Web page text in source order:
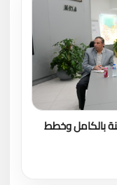
بالكامل وخطط